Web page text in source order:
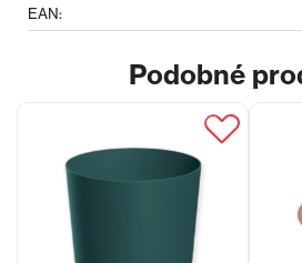
EAN:
Podobné